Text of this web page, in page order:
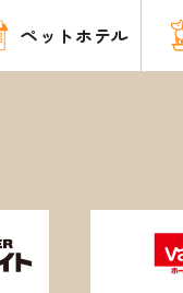
ペットホテル